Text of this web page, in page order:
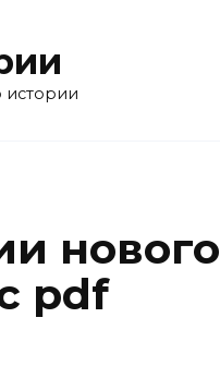
истории
нового
pdf